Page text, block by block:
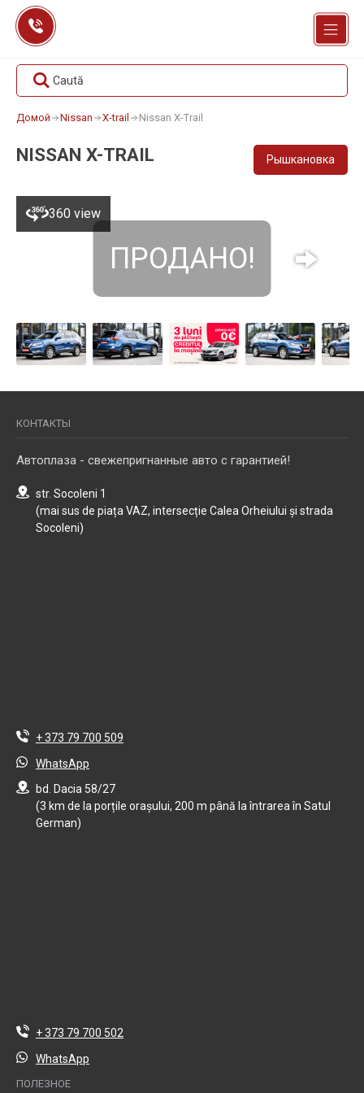
Перейти
содержанию
Caută
Домой Nissan X-trail Nissan X-Trail
NISSAN X-TRAIL Рышкановка
360 view
ПРОДАНО!
КОНТАКТЫ
Автоплаза - свежепригнанные авто с гарантией!
str. Socoleni 1
(mai sus de piața VAZ, intersecție Calea Orheiului și strada
Socoleni)
+ 373 79 700 509
WhatsApp
bd. Dacia 58/27
(3 km de la porțile orașului, 200 m până la întrarea în Satul
German)
+ 373 79 700 502
WhatsApp
ПОЛЕЗНОЕ